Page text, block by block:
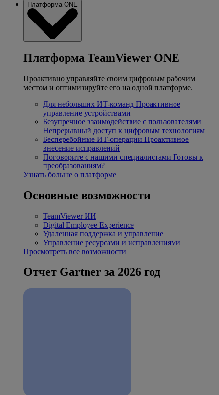
Платформа ONE
Платформа TeamViewer ONE
Проактивно управляйте своим цифровым рабочим
местом и оптимизируйте его на одной платформе.
Для небольших ИТ-команд Проактивное
управление устройствами
Безупречное взаимодействие с пользователями
Непрерывный доступ к цифровым технологиям
Бесперебойные ИТ-операции Проактивное
внесение исправлений
Поговорите с нашими специалистами Готовы к
преобразованиям?
Узнать больше о платформе
Основные возможности
TeamViewer ИИ
Digital Employee Experience
Удаленная поддержка и управление
Управление ресурсами и исправлениями
Просмотреть все возможности
Отчет Gartner за 2026 год